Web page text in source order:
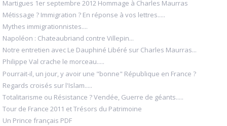
Martigues 1er septembre 2012 Hommage à Charles Maurras
Métissage ? Immigration ? En réponse à vos lettres.....
Mythes immigrationnistes....
Napoléon : Chateaubriand contre Villepin...
Notre entretien avec Le Dauphiné Libéré sur Charles Maurras...
Philippe Val crache le morceau.....
Pourrait-il, un jour, y avoir une "bonne" République en France ?
Regards croisés sur l'Islam.....
Totalitarisme ou Résistance ? Vendée, Guerre de géants.....
Tour de France 2011 et Trésors du Patrimoine
Un Prince français PDF